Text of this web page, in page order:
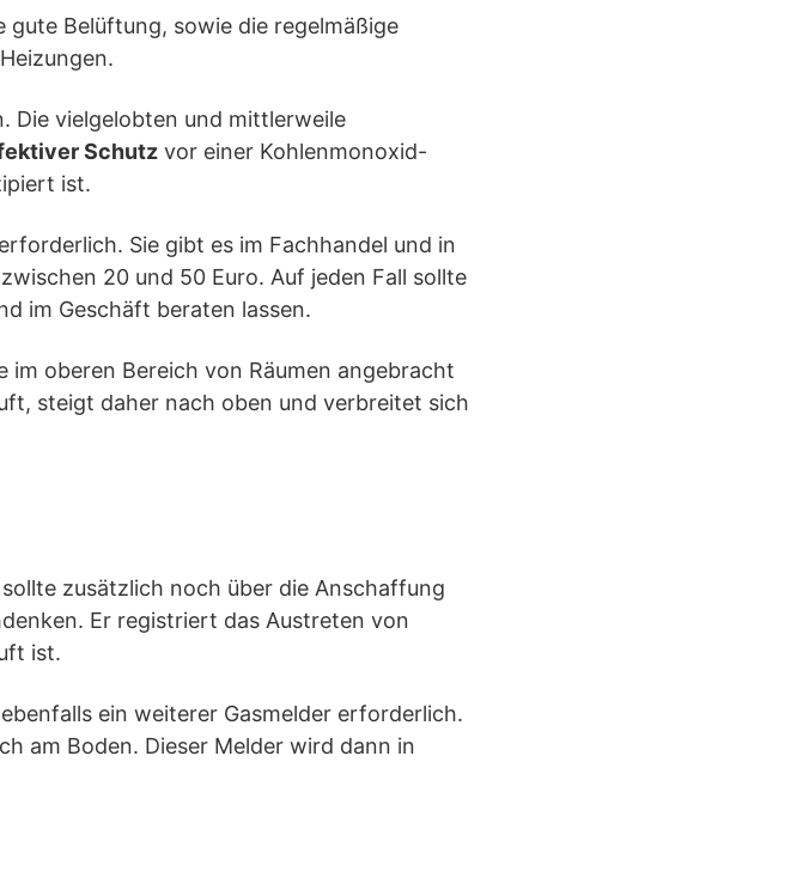
Belüftung, sowie die regelmäßige
Die vielgelobten und mittlerweile
Schutz vor einer Kohlenmonoxid-
ist.
Sie gibt es im Fachhandel und in
20 und 50 Euro. Auf jeden Fall sollte
im Geschäft beraten lassen.
oberen Bereich von Räumen angebracht
steigt daher nach oben und verbreitet sich
zusätzlich noch über die Anschaffung
Er registriert das Austreten von
ist.
ein weiterer Gasmelder erforderlich.
am Boden. Dieser Melder wird dann in